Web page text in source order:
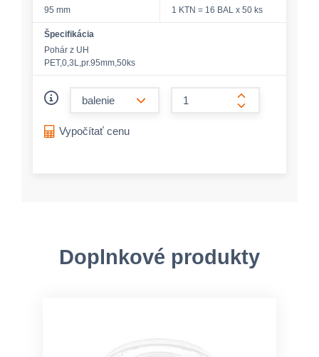
95 mm
1 KTN = 16 BAL x 50 ks
Špecifikácia
Pohár z UH
PET,0,3L,pr.95mm,50ks
form.increase-
Vypočítať cenu
Doplnkové produkty